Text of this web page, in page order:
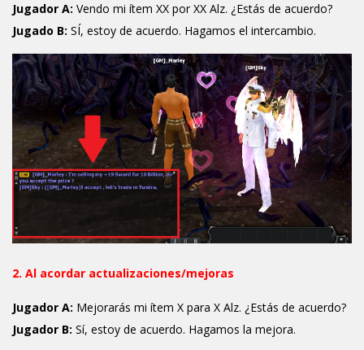
Jugador A: Vendo mi ítem XX por XX Alz. ¿Estás de acuerdo?
Jugado B: SÍ, estoy de acuerdo. Hagamos el intercambio.
2. Al acordar actualizaciones/mejoras
Jugador A: Mejorarás mi ítem X para X Alz. ¿Estás de acuerdo?
Jugador B: Sí, estoy de acuerdo. Hagamos la mejora.